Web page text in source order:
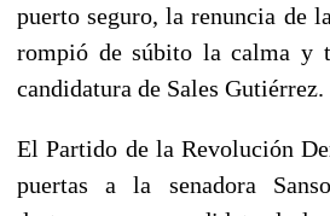
puerto seguro, la renuncia de
rompió de súbito la calma y
candidatura de Sales Gutiérrez.
El Partido de la Revolución
puertas a la senadora